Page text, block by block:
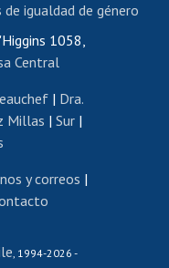
de títulos
Estudiantil
1058,
Central
| Dra.
Millas | Sur |
y correos |
, 1994-2026 -
igualdad de género